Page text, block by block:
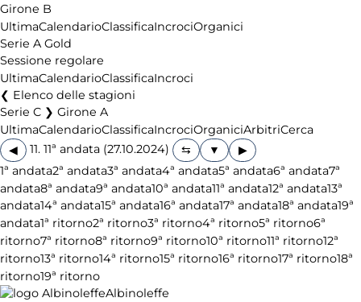
Girone B
UltimaCalendarioClassificaIncrociOrganici
Serie A Gold
Sessione regolare
UltimaCalendarioClassificaIncroci
Elenco delle stagioni
Serie C ❯ Girone A
UltimaCalendarioClassificaIncrociOrganiciArbitriCerca
◀
11. 11ª andata (27.10.2024)
▶
1ª andata2ª andata3ª andata4ª andata5ª andata6ª andata7ª
andata8ª andata9ª andata10ª andata11ª andata12ª andata13ª
andata14ª andata15ª andata16ª andata17ª andata18ª andata19ª
andata1ª ritorno2ª ritorno3ª ritorno4ª ritorno5ª ritorno6ª
ritorno7ª ritorno8ª ritorno9ª ritorno10ª ritorno11ª ritorno12ª
ritorno13ª ritorno14ª ritorno15ª ritorno16ª ritorno17ª ritorno18ª
ritorno19ª ritorno
Albinoleffe